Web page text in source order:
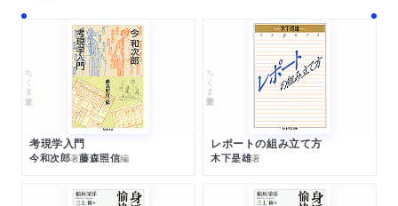
ちくま文庫
考現学入門
今和次郎著藤森照信編
ちくま学芸文庫
レポートの組み立て方
木下是雄著